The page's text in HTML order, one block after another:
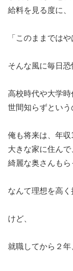
給料を見る度に、
「このままでは
そんな風に毎日恐
高校時代や大学時
世間知らずという
俺も将来は、年収
大きな家に住んで
綺麗な奥さんもら
なんて理想を高く
けど、
就職してから２年